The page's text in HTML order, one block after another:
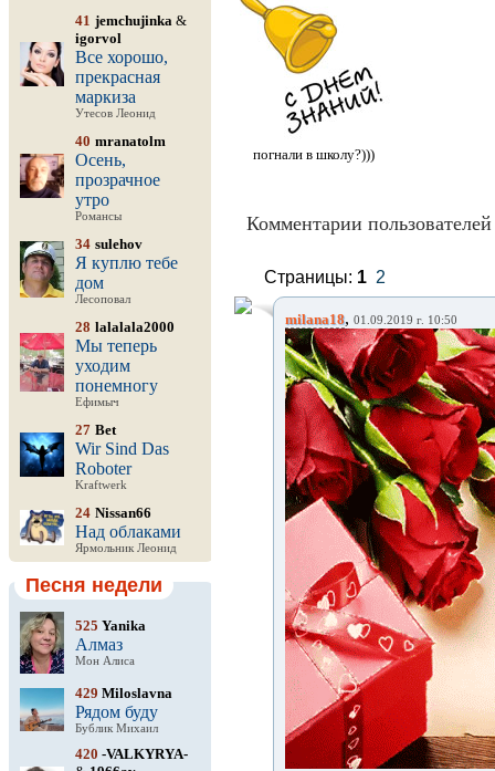
41 jemchujinka &
igorvol
Все хорошо,
прекрасная
маркиза
Утесов Леонид
40 mranatolm
Осень,
прозрачное
утро
Романсы
34 sulehov
Я куплю тебе
дом
Лесоповал
28 lalalala2000
Мы теперь
уходим
понемногу
Ефимыч
27 Bet
Wir Sind Das
Roboter
Kraftwerk
24 Nissan66
Над облаками
Ярмольник Леонид
Песня недели
525 Yanika
Алмаз
Мон Алиса
429 Miloslavna
Рядом буду
Бублик Михаил
420 -VALKYRYA-
погнали в школу?)))
Комментарии
Страницы: 1 2
milana18, 01.09.2019 г. 10:50